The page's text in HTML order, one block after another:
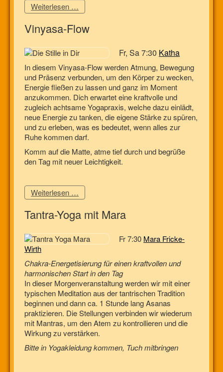
Weiterlesen …
Vinyasa-Flow
Fr, Sa 7:30 Katha
In diesem Vinyasa-Flow werden Atmung, Bewegung
und Präsenz verbunden, um den Körper zu wecken,
Energie fließen zu lassen und ganz im Moment
anzukommen. Dich erwartet eine kraftvolle und
zugleich achtsame Yogapraxis, welche dazu einlädt,
neue Energie zu tanken, die eigene Stärke zu spüren,
und zu erleben, was es bedeutet, wenn alles zur
Ruhe kommen darf.
Komm auf die Matte, atme tief durch und begrüße
den Tag mit neuer Leichtigkeit.
Weiterlesen …
Tantra-Yoga mit Mara
Fr 7:30 Mara Fricke-
Wirth
Chakra-Energetisierung für einen kraftvollen und
harmonischen Start in den Tag
In dieser Morgenveranstaltung werden wir mit einer
typischen Meditation aus der tantrischen Tradition
beginnen und dann ca. 1 Stunde lang Asanas
praktizieren. Die Stellungen verbinden wir wiederum
mit Mantras, um den Atem zu kontrollieren und die
Wirkung zu verstärken.
Bitte in Yogakleidung kommen, Tuchmitbringen